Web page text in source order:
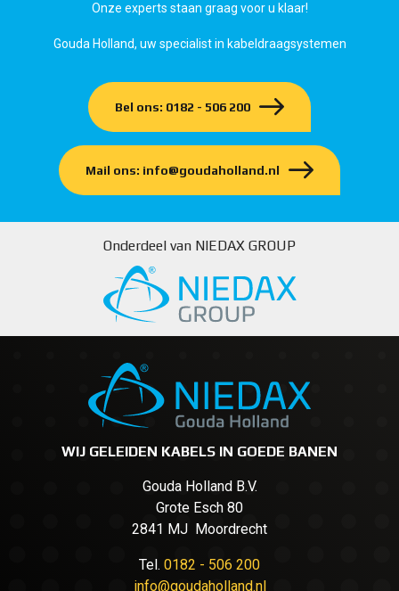
Onze experts staan graag voor u klaar!
Gouda Holland, uw specialist in kabeldraagsystemen
Bel ons: 0182 - 506 200
Mail ons: info@goudaholland.nl
Onderdeel van NIEDAX GROUP
WIJ GELEIDEN KABELS IN GOEDE BANEN
Gouda Holland B.V.
Grote Esch 80
2841 MJ Moordrecht
Tel. 0182 - 506 200
info@goudaholland.nl